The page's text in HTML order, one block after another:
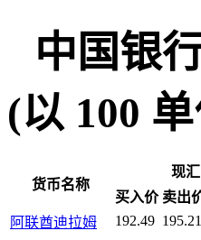
中国银
(以 100
货币名称
现汇
买入价 卖出
阿联酋迪拉姆
192.49 195.21